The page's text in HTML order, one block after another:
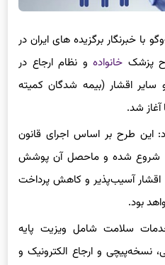
خبرنگار برگزیده های ایران در
پزشک خانوادهو نظام ارجاع در
سایر اقشار (بیمه شدگان کمیته
شد.
این طرح بر اساس اجرای قانون
شروع شده و ماحصل آن پوشش
آسیب‌پذیر و کاهش پرداخت
بود.
سلامت شامل ویزیت پایه
نسخه‌پیچی و ارجاع الکترونیک و